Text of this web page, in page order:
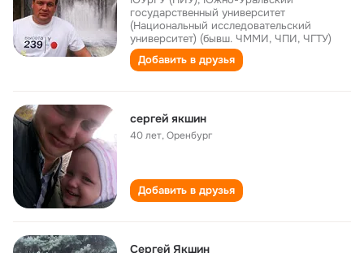
государственный университет
(Национальный исследовательский
университет) (бывш. ЧММИ, ЧПИ, ЧГТУ)
Добавить в друзья
сергей якшин
40 лет,Оренбург
Добавить в друзья
Сергей Якшин